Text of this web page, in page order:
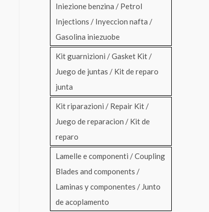
Iniezione benzina / Petrol
Injections / Inyeccion nafta /
Gasolina iniezuobe
Kit guarnizioni / Gasket Kit /
Juego de juntas / Kit de reparo
junta
Kit riparazioni / Repair Kit /
Juego de reparacion / Kit de
reparo
Lamelle e componenti / Coupling
Blades and components /
Laminas y componentes / Junto
de acoplamento